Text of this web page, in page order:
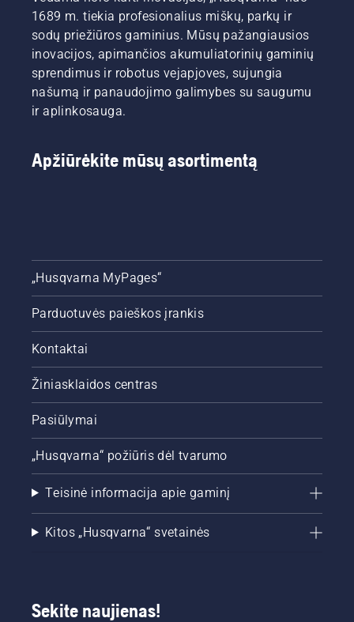
1689 m. tiekia profesionalius miškų, parkų ir
sodų priežiūros gaminius. Mūsų pažangiausios
inovacijos, apimančios akumuliatorinių gaminių
sprendimus ir robotus vejapjoves, sujungia
našumą ir panaudojimo galimybes su saugumu
ir aplinkosauga.
Apžiūrėkite mūsų asortimentą
„Husqvarna MyPages“
Parduotuvės paieškos įrankis
Kontaktai
Žiniasklaidos centras
Pasiūlymai
„Husqvarna“ požiūris dėl tvarumo
Teisinė informacija apie gaminį
Kitos „Husqvarna“ svetainės
Sekite naujienas!